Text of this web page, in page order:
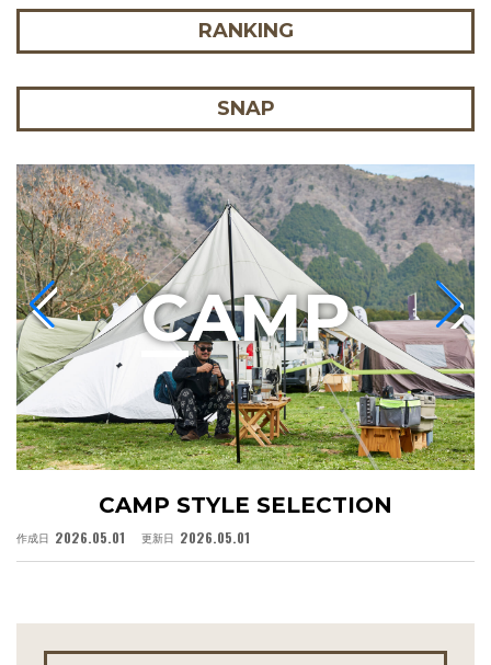
RANKING
SNAP
CAMP STYLE SELECTION
作成日 2026.05.01 更新日 2026.05.01
CAMP